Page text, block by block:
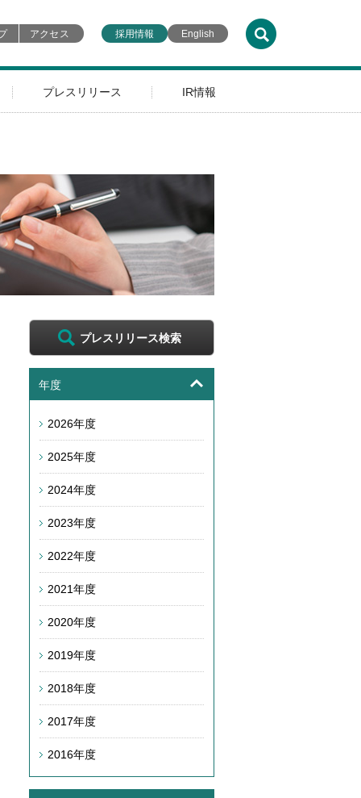
アクセス 採用情報 English
プレスリリース IR情報
プレスリリース検索
年度
2026年度
2025年度
2024年度
2023年度
2022年度
2021年度
2020年度
2019年度
2018年度
2017年度
2016年度